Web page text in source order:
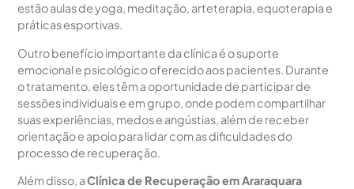
estão aulas de yoga, meditação, arteterapia, equoterapia e
práticas esportivas.
Outro benefício importante da clínica é o suporte
emocional e psicológico oferecido aos pacientes. Durante
o tratamento, eles têm a oportunidade de participar de
sessões individuais e em grupo, onde podem compartilhar
suas experiências, medos e angústias, além de receber
orientação e apoio para lidar com as dificuldades do
processo de recuperação.
Além disso, aClínica de Recuperação em Araraquara